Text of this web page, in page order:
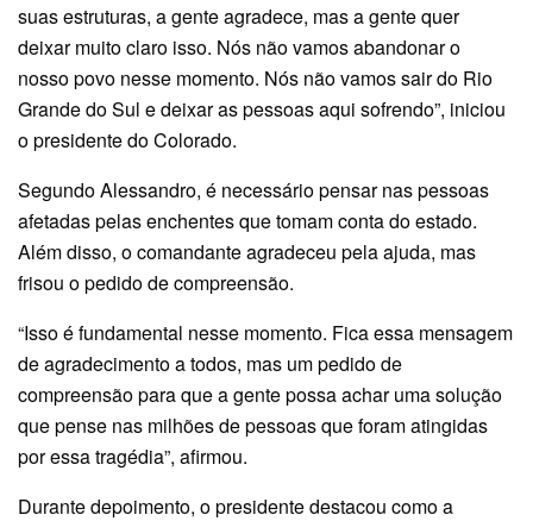
suas estruturas, a gente agradece, mas a gente quer
deixar muito claro isso. Nós não vamos abandonar o
nosso povo nesse momento. Nós não vamos sair do Rio
Grande do Sul e deixar as pessoas aqui sofrendo”, iniciou
o presidente do Colorado.
Segundo Alessandro, é necessário pensar nas pessoas
afetadas pelas enchentes que tomam conta do estado.
Além disso, o comandante agradeceu pela ajuda, mas
frisou o pedido de compreensão.
“Isso é fundamental nesse momento. Fica essa mensagem
de agradecimento a todos, mas um pedido de
compreensão para que a gente possa achar uma solução
que pense nas milhões de pessoas que foram atingidas
por essa tragédia”, afirmou.
Durante depoimento, o presidente destacou como a